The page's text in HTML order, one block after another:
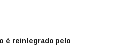
é reintegrado pelo